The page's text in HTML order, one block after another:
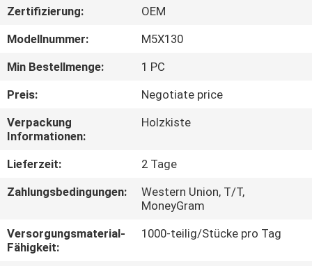
FABRIK-
AUSFLUG
QUALITÄTSKONTROLLE
TRETEN
SIE
MIT
IN
VERBINDUNG
Zertifizierung:
OEM
Modellnummer:
M5X130
Min Bestellmenge:
1 PC
Preis:
Negotiate price
Verpackung
Informationen:
Holzkiste
Lieferzeit:
2 Tage
Zahlungsbedingungen:
Western Union, T/T,
MoneyGram
Versorgungsmaterial-
Fähigkeit:
1000-teilig/Stücke pro Tag